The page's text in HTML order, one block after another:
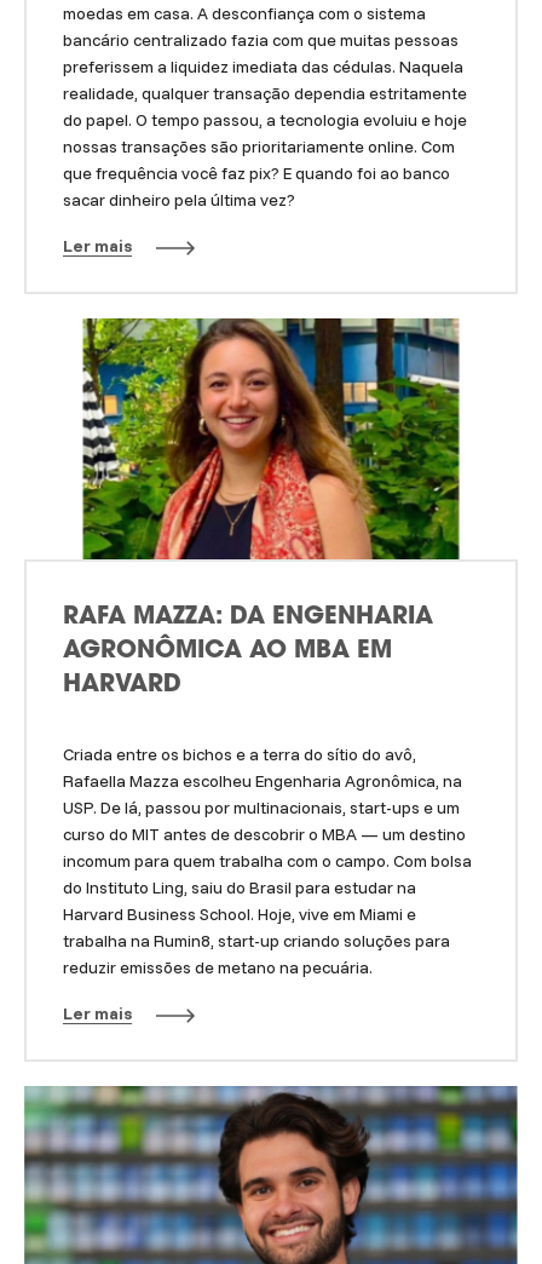
moedas em casa. A desconfiança com o sistema
bancário centralizado fazia com que muitas pessoas
preferissem a liquidez imediata das cédulas. Naquela
realidade, qualquer transação dependia estritamente
do papel. O tempo passou, a tecnologia evoluiu e hoje
nossas transações são prioritariamente online. Com
que frequência você faz pix? E quando foi ao banco
sacar dinheiro pela última vez?
Ler mais
RAFA MAZZA: DA ENGENHARIA
AGRONÔMICA AO MBA EM
HARVARD
Criada entre os bichos e a terra do sítio do avô,
Rafaella Mazza escolheu Engenharia Agronômica, na
USP. De lá, passou por multinacionais, start-ups e um
curso do MIT antes de descobrir o MBA — um destino
incomum para quem trabalha com o campo. Com bolsa
do Instituto Ling, saiu do Brasil para estudar na
Harvard Business School. Hoje, vive em Miami e
trabalha na Rumin8, start-up criando soluções para
reduzir emissões de metano na pecuária.
Ler mais